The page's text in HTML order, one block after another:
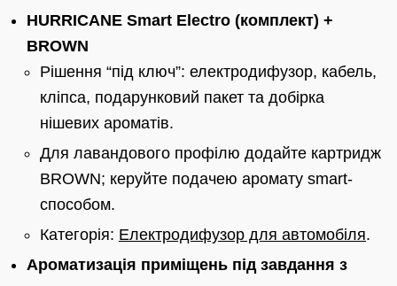
HURRICANE Smart Electro (комплект) +
BROWN
Рішення “під ключ”: електродифузор, кабель,
кліпса, подарунковий пакет та добірка
нішевих ароматів.
Для лавандового профілю додайте картридж
BROWN; керуйте подачею аромату smart-
способом.
Категорія: Електродифузор для автомобіля.
Ароматизація приміщень під завдання з